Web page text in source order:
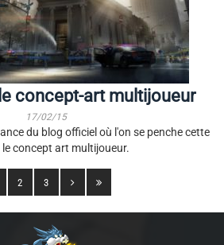
concept-art multijoueur
17/02/15
du blog officiel où l'on se penche cette
concept art multijoueur.
2 3